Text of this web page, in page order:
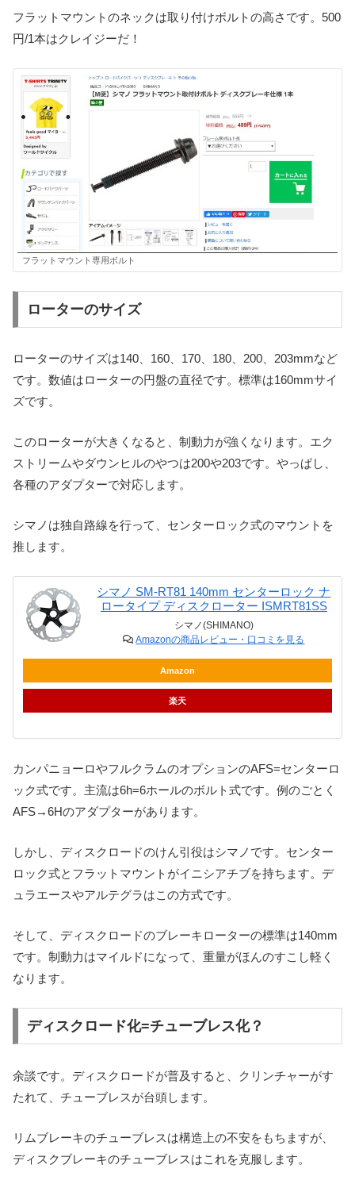
フラットマウントのネックは取り付けボルトの高さです。500
円/1本はクレイジーだ！
フラットマウント専用ボルト
ローターのサイズ
ローターのサイズは140、160、170、180、200、203mmなど
です。数値はローターの円盤の直径です。標準は160mmサイ
ズです。
このローターが大きくなると、制動力が強くなります。エク
ストリームやダウンヒルのやつは200や203です。やっぱし、
各種のアダプターで対応します。
シマノは独自路線を行って、センターロック式のマウントを
推します。
シマノ SM-RT81 140mm センターロック ナ
ロータイプ ディスクローター ISMRT81SS
シマノ(SHIMANO)
Amazonの商品レビュー・口コミを見る
Amazon
楽天
カンパニョーロやフルクラムのオプションのAFS=センターロ
ック式です。主流は6h=6ホールのボルト式です。例のごとく
AFS→6Hのアダプターがあります。
しかし、ディスクロードのけん引役はシマノです。センター
ロック式とフラットマウントがイニシアチブを持ちます。デ
ュラエースやアルテグラはこの方式です。
そして、ディスクロードのブレーキローターの標準は140mm
です。制動力はマイルドになって、重量がほんのすこし軽く
なります。
ディスクロード化=チューブレス化？
余談です。ディスクロードが普及すると、クリンチャーがす
たれて、チューブレスが台頭します。
リムブレーキのチューブレスは構造上の不安をもちますが、
ディスクブレーキのチューブレスはこれを克服します。